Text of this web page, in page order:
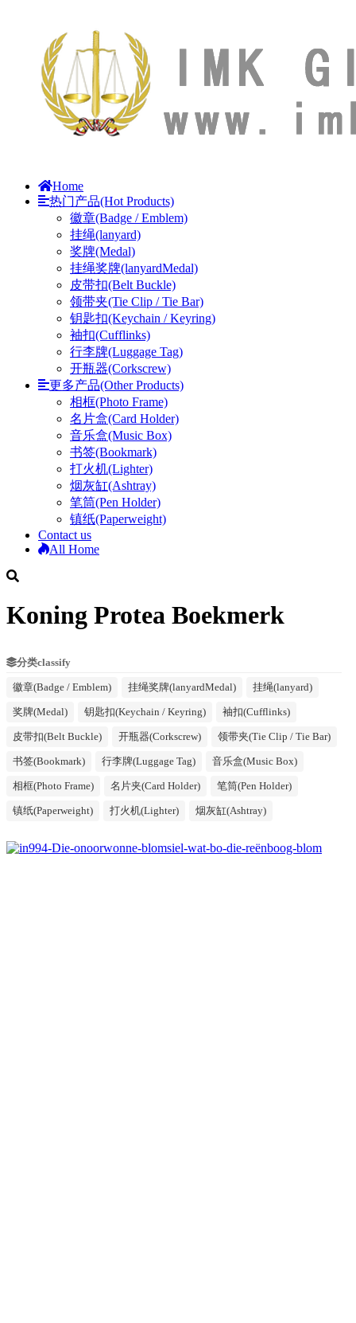
Home
热门产品(Hot Products)
徽章(Badge / Emblem)
挂绳(lanyard)
奖牌(Medal)
挂绳奖牌(lanyardMedal)
皮带扣(Belt Buckle)
领带夹(Tie Clip / Tie Bar)
钥匙扣(Keychain / Keyring)
袖扣(Cufflinks)
行李牌(Luggage Tag)
开瓶器(Corkscrew)
更多产品(Other Products)
相框(Photo Frame)
名片盒(Card Holder)
音乐盒(Music Box)
书签(Bookmark)
打火机(Lighter)
烟灰缸(Ashtray)
笔筒(Pen Holder)
镇纸(Paperweight)
Contact us
All Home
Koning Protea Boekmerk
分类classify
徽章(Badge / Emblem) 挂绳奖牌(lanyardMedal) 挂绳(lanyard)
奖牌(Medal) 钥匙扣(Keychain / Keyring) 袖扣(Cufflinks)
皮带扣(Belt Buckle) 开瓶器(Corkscrew) 领带夹(Tie Clip / Tie Bar)
书签(Bookmark) 行李牌(Luggage Tag) 音乐盒(Music Box)
相框(Photo Frame) 名片夹(Card Holder) 笔筒(Pen Holder)
镇纸(Paperweight) 打火机(Lighter) 烟灰缸(Ashtray)